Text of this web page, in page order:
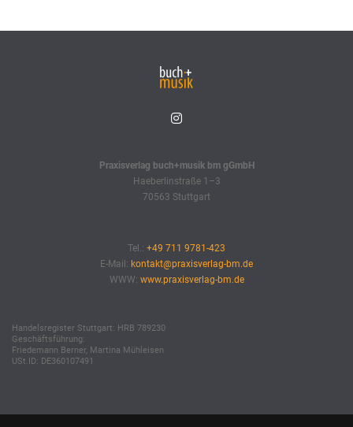
Praxisverlag buch+musik bm gGmbH
Haeberlinstraße 1–3
70563 Stuttgart
Tel.: +49 711 9781-423
E-Mail: kontakt@praxisverlag-bm.de
WWW: www.praxisverlag-bm.de
Handelsregister Stuttgart: HRB 789230
Geschäftsführung:
Friedemann Berner, Martina Mühleisen
USt.ID: DE360107491